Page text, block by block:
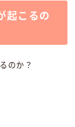
起こるの
のか？